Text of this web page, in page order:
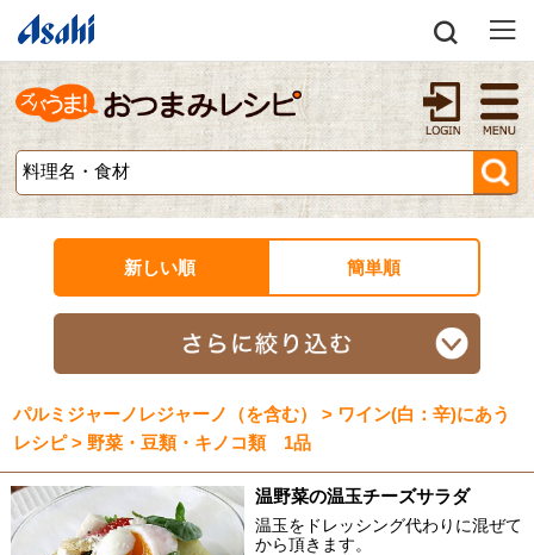
新しい順 簡単順
パルミジャーノレジャーノ（を含む） > ワイン(白：辛)にあう
レシピ > 野菜・豆類・キノコ類 1品
温野菜の温玉チーズサラダ
温玉をドレッシング代わりに混ぜて
から頂きます。